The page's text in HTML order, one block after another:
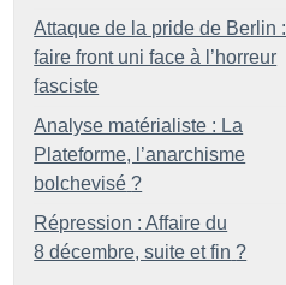
Attaque de la pride de Berlin :
faire front uni face à l’horreur
fasciste
Analyse matérialiste : La
Plateforme, l’anarchisme
bolchevisé ?
Répression : Affaire du
8 décembre, suite et fin ?